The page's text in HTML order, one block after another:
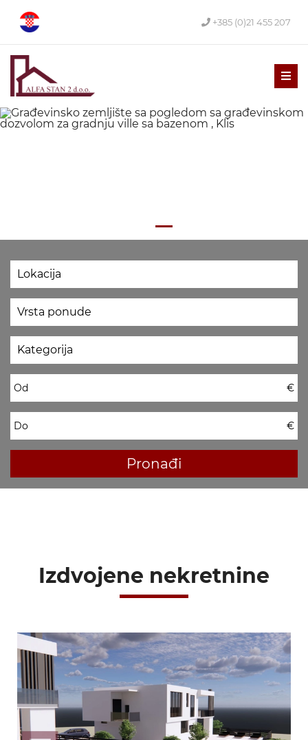
+385 (0)21 455 207
Od €
Do €
Pronađi
Izdvojene nekretnine